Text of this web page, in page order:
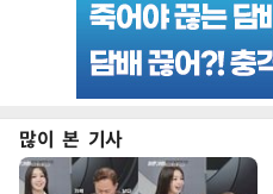
많이 본 기사